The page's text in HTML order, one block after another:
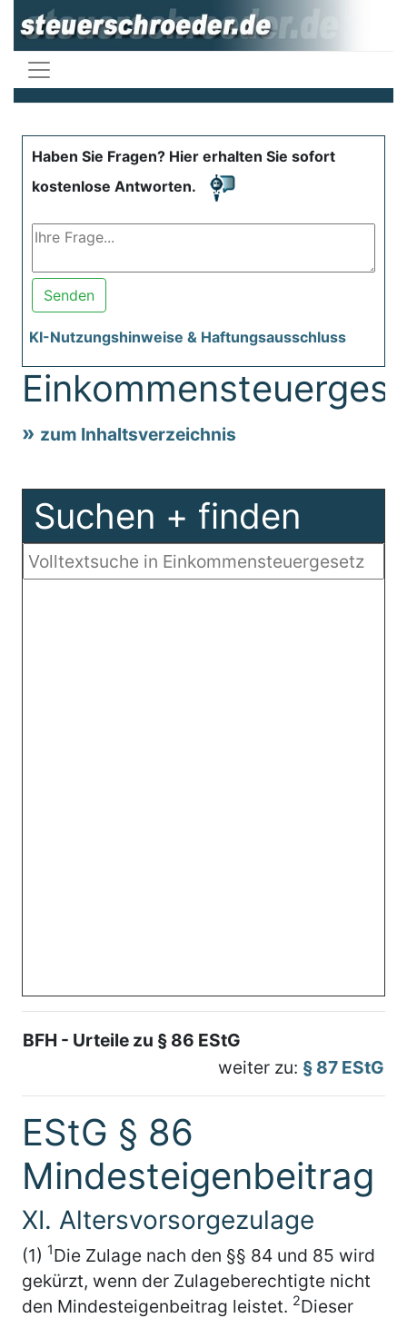
Haben Sie Fragen? Hier erhalten Sie sofort
kostenlose Antworten.
Senden
KI-Nutzungshinweise & Haftungsausschluss
zum Inhaltsverzeichnis
Suchen + finden
BFH - Urteile zu § 86 EStG
weiter zu: § 87 EStG
EStG § 86
Mindesteigenbeitrag
XI. Altersvorsorgezulage
(1) 1Die Zulage nach den §§ 84 und 85 wird
gekürzt, wenn der Zulageberechtigte nicht
den Mindesteigenbeitrag leistet. 2Dieser